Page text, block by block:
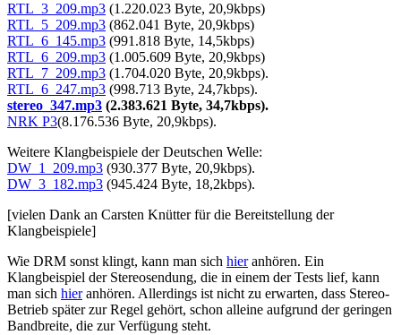
RTL_3_209.mp3 (1.220.023 Byte, 20,9kbps)
RTL_5_209.mp3 (862.041 Byte, 20,9kbps)
RTL_6_145.mp3 (991.818 Byte, 14,5kbps)
RTL_6_209.mp3 (1.005.609 Byte, 20,9kbps)
RTL_7_209.mp3 (1.704.020 Byte, 20,9kbps).
RTL_6_247.mp3 (998.713 Byte, 24,7kbps).
stereo_347.mp3 (2.383.621 Byte, 34,7kbps).
NRK P3(8.176.536 Byte, 20,9kbps).
Weitere Klangbeispiele der Deutschen Welle:
DW_1_209.mp3 (930.377 Byte, 20,9kbps).
DW_3_182.mp3 (945.424 Byte, 18,2kbps).
[vielen Dank an Carsten Knütter für die Bereitstellung der
Klangbeispiele]
Wie DRM sonst klingt, kann man sich hieranhören. Ein
Klangbeispiel der Stereosendung, die in einem der Tests lief, kann
man sich hieranhören. Allerdings ist nicht zu erwarten, dass Stereo-
Betrieb später zur Regel gehört, schon alleine aufgrund der geringen
Bandbreite, die zur Verfügung steht.